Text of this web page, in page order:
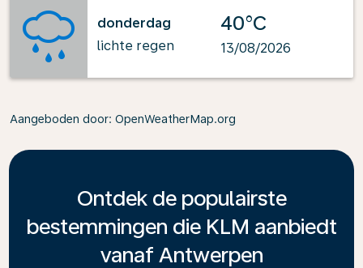
donderdag
lichte regen
40°C
13/08/2026
Aangeboden door: OpenWeatherMap.org
Ontdek de populairste
bestemmingen die KLM aanbiedt
vanaf Antwerpen